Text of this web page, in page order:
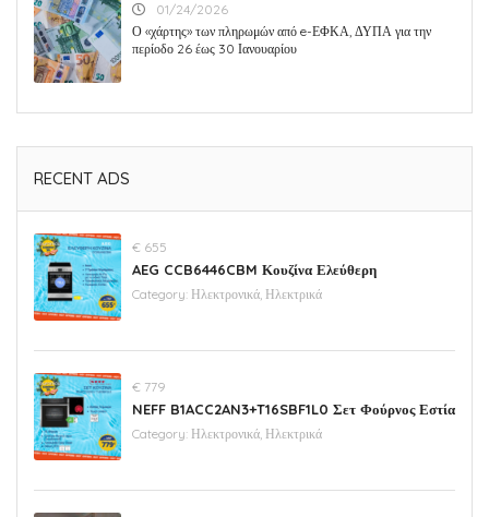
01/24/2026
Ο «χάρτης» των πληρωμών από e-ΕΦΚΑ, ΔΥΠΑ για την
περίοδο 26 έως 30 Ιανουαρίου
RECENT ADS
€ 655
AEG CCB6446CBM Κουζίνα Ελεύθερη
Category: Ηλεκτρονικά, Ηλεκτρικά
€ 779
NEFF B1ACC2AN3+T16SBF1L0 Σετ Φούρνος Εστία
Category: Ηλεκτρονικά, Ηλεκτρικά